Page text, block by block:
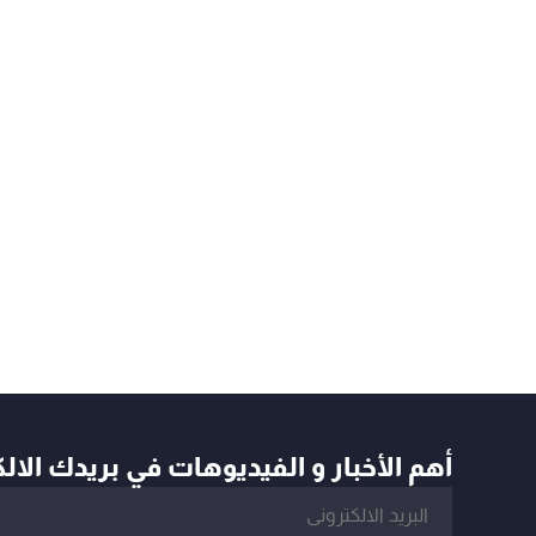
أهم الأخبار و الفيديوهات في بريدك